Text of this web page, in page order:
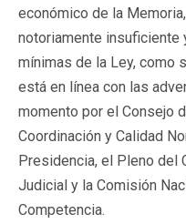
económico de la
notoriamente insuficiente
mínimas de la Ley, como
está en línea con las
momento por el Consejo
Coordinación y Calidad
Presidencia, el Pleno del
Judicial y la Comisión
Competencia.